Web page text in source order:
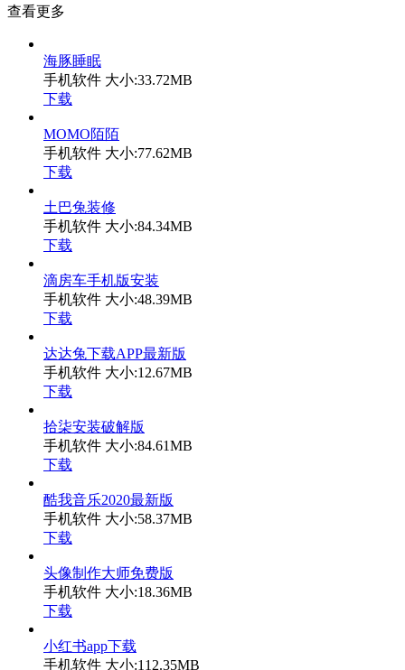
查看更多
海豚睡眠
手机软件 大小:33.72MB
下载
MOMO陌陌
手机软件 大小:77.62MB
下载
土巴兔装修
手机软件 大小:84.34MB
下载
滴房车手机版安装
手机软件 大小:48.39MB
下载
达达兔下载APP最新版
手机软件 大小:12.67MB
下载
拾柒安装破解版
手机软件 大小:84.61MB
下载
酷我音乐2020最新版
手机软件 大小:58.37MB
下载
头像制作大师免费版
手机软件 大小:18.36MB
下载
小红书app下载
手机软件 大小:112.35MB